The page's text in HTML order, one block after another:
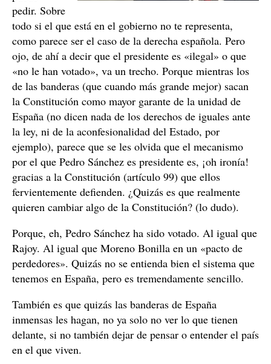
pedir. Sobre
todo si el que está en el gobierno no te representa,
como parece ser el caso de la derecha española. Pero
ojo, de ahí a decir que el presidente es «ilegal» o que
«no le han votado», va un trecho. Porque mientras los
de las banderas (que cuando más grande mejor) sacan
la Constitución como mayor garante de la unidad de
España (no dicen nada de los derechos de iguales ante
la ley, ni de la aconfesionalidad del Estado, por
ejemplo), parece que se les olvida que el mecanismo
por el que Pedro Sánchez es presidente es, ¡oh ironía!
gracias a la Constitución (artículo 99) que ellos
fervientemente defienden. ¿Quizás es que realmente
quieren cambiar algo de la Constitución? (lo dudo).
Porque, eh, Pedro Sánchez ha sido votado. Al igual que
Rajoy. Al igual que Moreno Bonilla en un «pacto de
perdedores». Quizás no se entienda bien el sistema que
tenemos en España, pero es tremendamente sencillo.
También es que quizás las banderas de España
inmensas les hagan, no ya solo no ver lo que tienen
delante, si no también dejar de pensar o entender el país
en el que viven.